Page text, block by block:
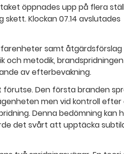
öppnades upp på flera
Klockan 07.14 avslutades
samt åtgärdsförslag
och metodik, brandspridningen
av efterbevakning.
Den första branden
men vid kontroll
Denna bedömning kan
det svårt att upptäcka